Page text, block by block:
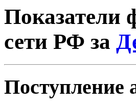
Показатели
сети РФ за
Поступление